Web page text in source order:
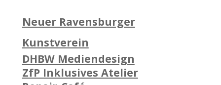
Neuer Ravensburger
Kunstverein
DHBW Mediendesign
ZfP Inklusives Atelier